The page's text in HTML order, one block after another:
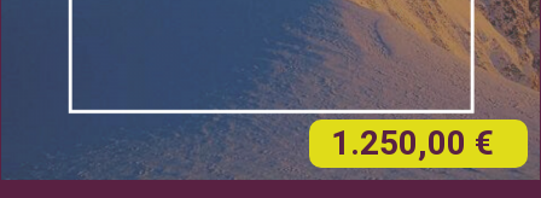
1.250,00 €